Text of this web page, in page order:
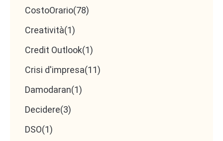
CostoOrario(78)
Creatività(1)
Credit Outlook(1)
Crisi d'impresa(11)
Damodaran(1)
Decidere(3)
DSO(1)